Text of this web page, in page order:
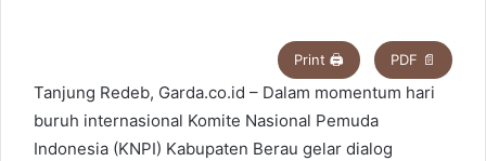
a
n
e
Print 🖨 PDF 📄
Tanjung Redeb, Garda.co.id – Dalam momentum hari
buruh internasional Komite Nasional Pemuda
Indonesia (KNPI) Kabupaten Berau gelar dialog